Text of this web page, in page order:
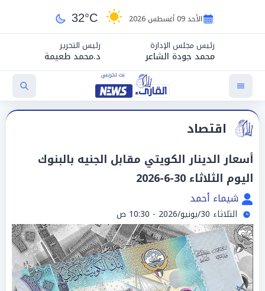
الأحد 09 أغسطس 2026 32°C
رئيس مجلس الإدارة
محمد جودة الشاعر
رئيس التحرير
د.محمد طعيمة
اقتصاد
أسعار الدينار الكويتي مقابل الجنيه بالبنوك
اليوم الثلاثاء 30-6-2026
شيماء أحمد
الثلاثاء 30/يونيو/2026 - 10:30 ص